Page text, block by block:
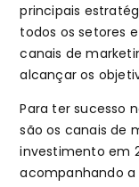
principais
todos os setores
canais de
alcançar os
Para ter sucesso
são os canais de
investimento em
acompanhando a